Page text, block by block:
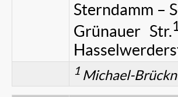
Sterndamm –
Grünauer Str.
1 Michael-